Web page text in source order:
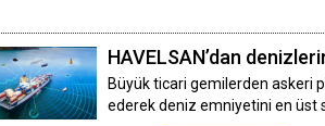
HAVELSAN’dan
Büyük ticari gemilerden askeri
ederek deniz emniyetini en üst